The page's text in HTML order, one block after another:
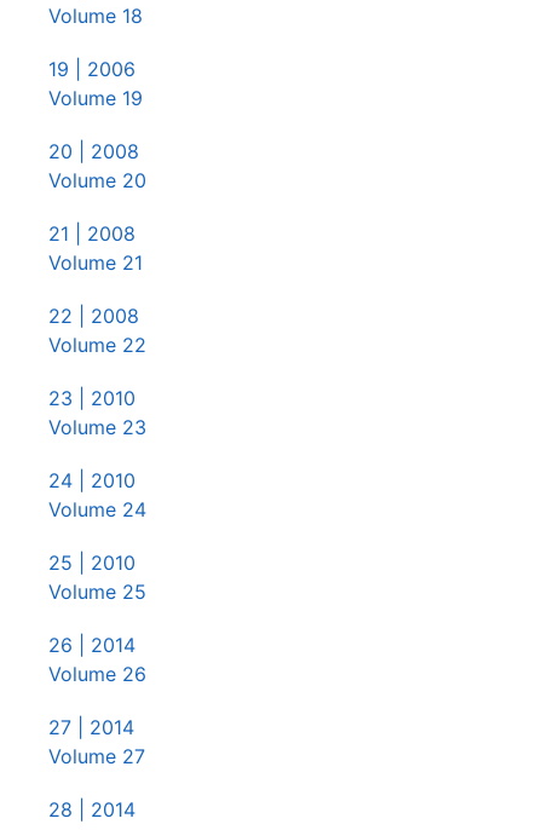
Volume 18
19 | 2006
Volume 19
20 | 2008
Volume 20
21 | 2008
Volume 21
22 | 2008
Volume 22
23 | 2010
Volume 23
24 | 2010
Volume 24
25 | 2010
Volume 25
26 | 2014
Volume 26
27 | 2014
Volume 27
28 | 2014